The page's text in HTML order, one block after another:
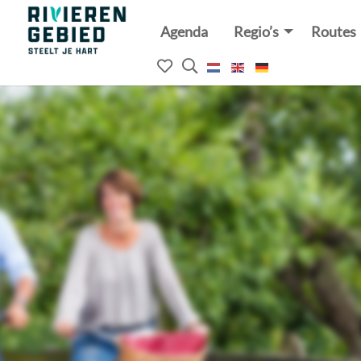
Rivierenland
website
Agenda Regio’s Routes
Mijn
favorieten
Open
het
zoekveld